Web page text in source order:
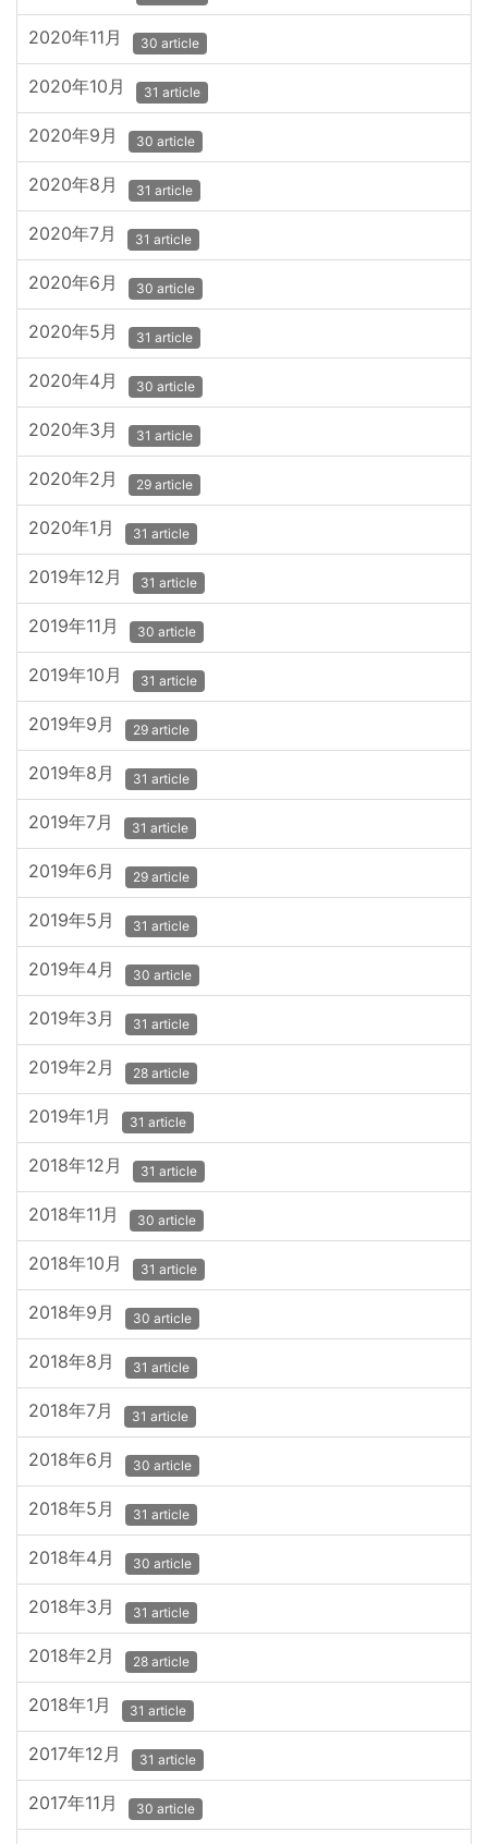
2020年11月 30 article
2020年10月 31 article
2020年9月 30 article
2020年8月 31 article
2020年7月 31 article
2020年6月 30 article
2020年5月 31 article
2020年4月 30 article
2020年3月 31 article
2020年2月 29 article
2020年1月 31 article
2019年12月 31 article
2019年11月 30 article
2019年10月 31 article
2019年9月 29 article
2019年8月 31 article
2019年7月 31 article
2019年6月 29 article
2019年5月 31 article
2019年4月 30 article
2019年3月 31 article
2019年2月 28 article
2019年1月 31 article
2018年12月 31 article
2018年11月 30 article
2018年10月 31 article
2018年9月 30 article
2018年8月 31 article
2018年7月 31 article
2018年6月 30 article
2018年5月 31 article
2018年4月 30 article
2018年3月 31 article
2018年2月 28 article
2018年1月 31 article
2017年12月 31 article
2017年11月 30 article